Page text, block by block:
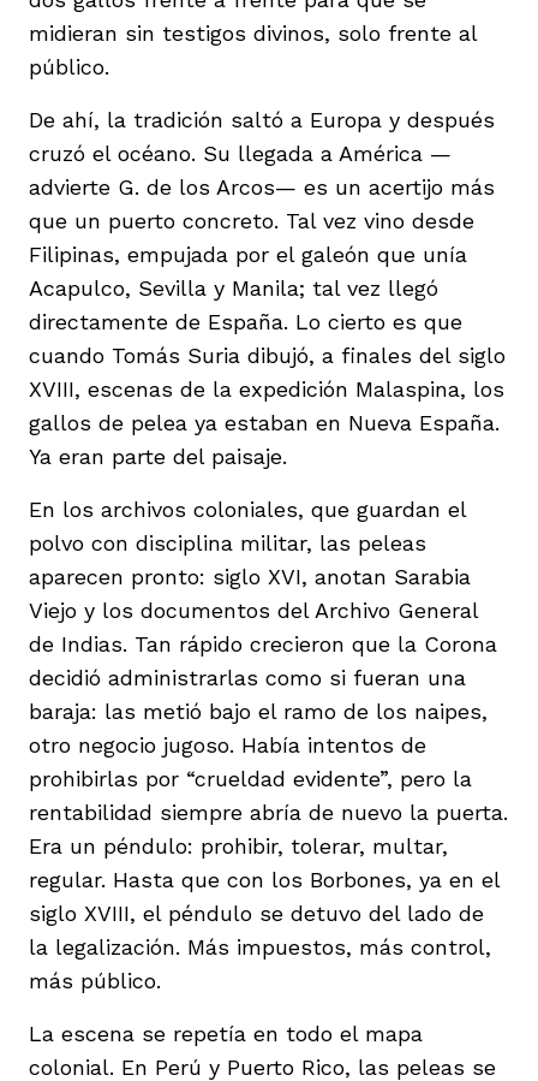
midieran sin testigos divinos, solo frente al
público.
De ahí, la tradición saltó a Europa y después
cruzó el océano. Su llegada a América —
advierte G. de los Arcos— es un acertijo más
que un puerto concreto. Tal vez vino desde
Filipinas, empujada por el galeón que unía
Acapulco, Sevilla y Manila; tal vez llegó
directamente de España. Lo cierto es que
cuando Tomás Suria dibujó, a finales del siglo
XVIII, escenas de la expedición Malaspina, los
gallos de pelea ya estaban en Nueva España.
Ya eran parte del paisaje.
En los archivos coloniales, que guardan el
polvo con disciplina militar, las peleas
aparecen pronto: siglo XVI, anotan Sarabia
Viejo y los documentos del Archivo General
de Indias. Tan rápido crecieron que la Corona
decidió administrarlas como si fueran una
baraja: las metió bajo el ramo de los naipes,
otro negocio jugoso. Había intentos de
prohibirlas por “crueldad evidente”, pero la
rentabilidad siempre abría de nuevo la puerta.
Era un péndulo: prohibir, tolerar, multar,
regular. Hasta que con los Borbones, ya en el
siglo XVIII, el péndulo se detuvo del lado de
la legalización. Más impuestos, más control,
más público.
La escena se repetía en todo el mapa
colonial. En Perú y Puerto Rico, las peleas se